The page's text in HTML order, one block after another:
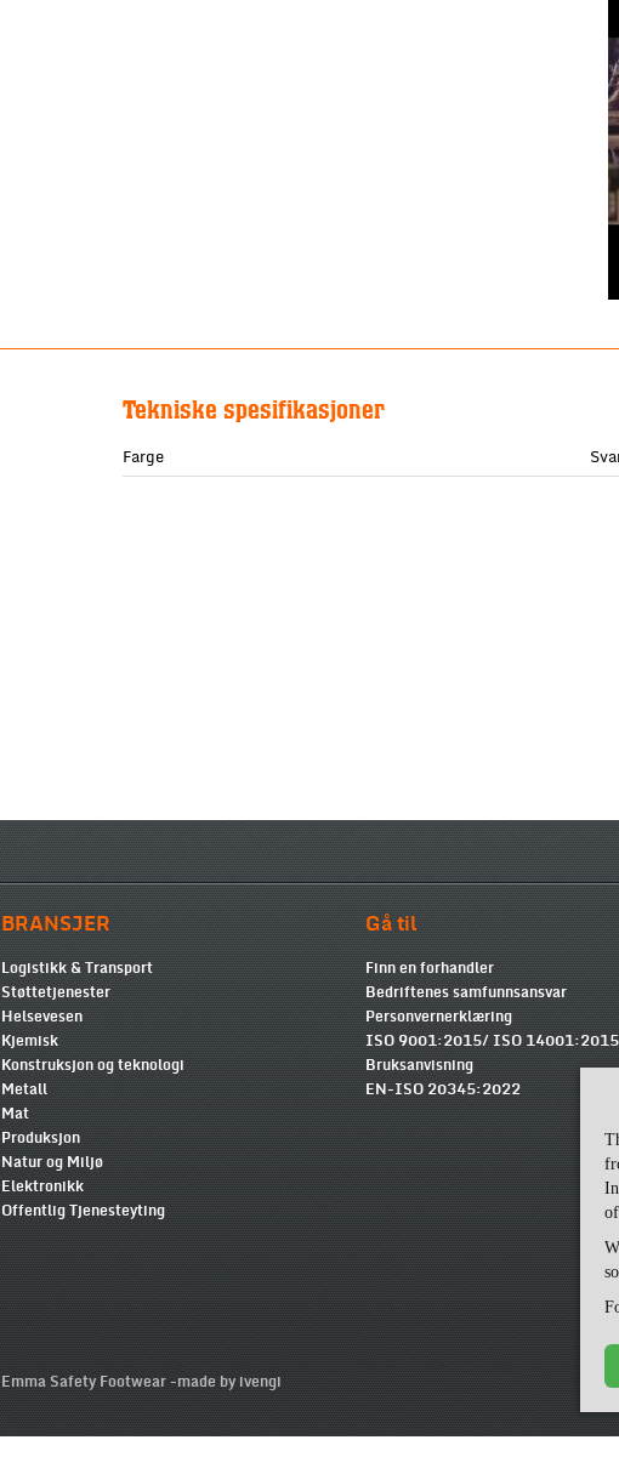
Tekniske spesifikasjoner
Farge
BRANSJER
Logistikk & Transport
Støttetjenester
Helsevesen
Kjemisk
Konstruksjon og teknologi
Metall
Mat
Produksjon
Natur og Miljø
Elektronikk
Offentlig Tjenesteyting
Gå til
Finn en forhandler
Bedriftenes samfunnsansvar
Personvernerklæring
ISO 9001:2015/ ISO 14001:2015
Bruksanvisning
EN-ISO 20345:2022
Emma Safety Footwear -made by ivengi